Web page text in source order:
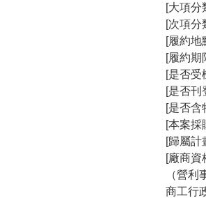
[大項分
[次項分
[履約地
[履約期
[是否受
[是否刊
[是否含
[本案採
[歸屬計
[廠商資
（營
商工行